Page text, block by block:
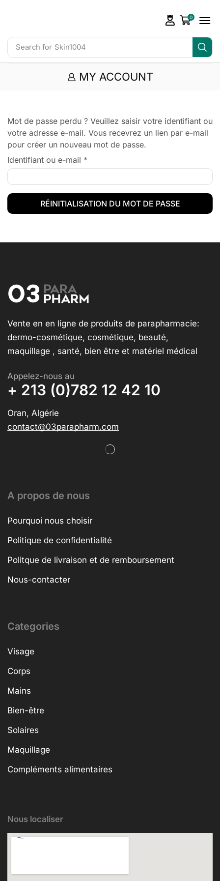
Search for Skin1004
0
MY ACCOUNT
Mot de passe perdu ? Veuillez saisir votre identifiant ou
votre adresse e-mail. Vous recevrez un lien par e-mail
pour créer un nouveau mot de passe.
Identifiant ou e-mail *
RÉINITIALISATION DU MOT DE PASSE
Vente en en ligne de produits de parapharmacie:
dermo-cosmétique, cosmétique, beauté,
maquillage , santé, bien être et matériel médical
Appelez-nous au
+ 213 (0)782 12 42 10
Oran, Algérie
contact@03parapharm.com
A propos de nous
Pourquoi nous choisir
Politique de confidentialité
Politque de livraison et de remboursement
Nous-contacter
Categories
Visage
Corps
Mains
Bien-être
Solaires
Maquillage
Compléments alimentaires
Nous localiser